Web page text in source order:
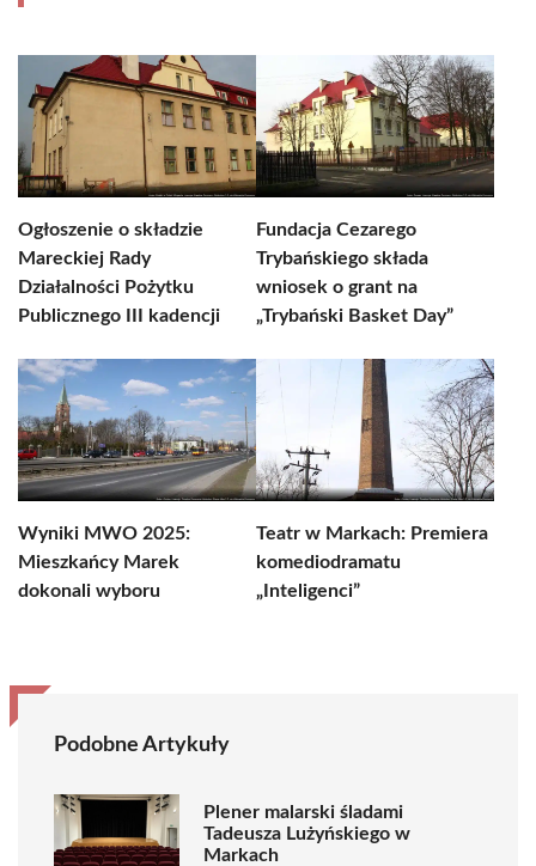
Ogłoszenie o składzie
Mareckiej Rady
Działalności Pożytku
Publicznego III kadencji
Fundacja Cezarego
Trybańskiego składa
wniosek o grant na
„Trybański Basket Day”
Wyniki MWO 2025:
Mieszkańcy Marek
dokonali wyboru
Teatr w Markach: Premiera
komediodramatu
„Inteligenci”
Podobne Artykuły
Plener malarski śladami
Tadeusza Lużyńskiego w
Markach